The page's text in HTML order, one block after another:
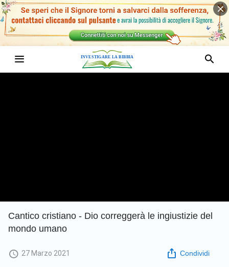
Cantico cristiano - Dio correggerà le ingiustizie del
mondo umano
27 Marzo 2021 Condividi